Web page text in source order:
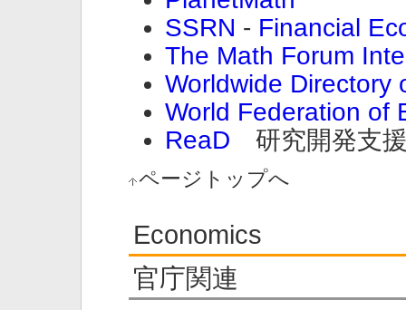
SSRN - Financial
The Math Forum
Worldwide Directory
World Federation of
ReaD 研究開発
ページトップへ
Economics
官庁関連